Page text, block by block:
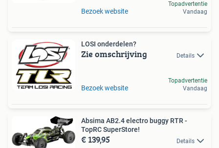
Bezoek website
Topadvertentie
Vandaag
LOSI onderdelen?
Zie omschrijving Details
Bezoek website
Topadvertentie
Vandaag
Absima AB2.4 electro buggy RTR -
TopRC SuperStore!
€ 139,95 Details